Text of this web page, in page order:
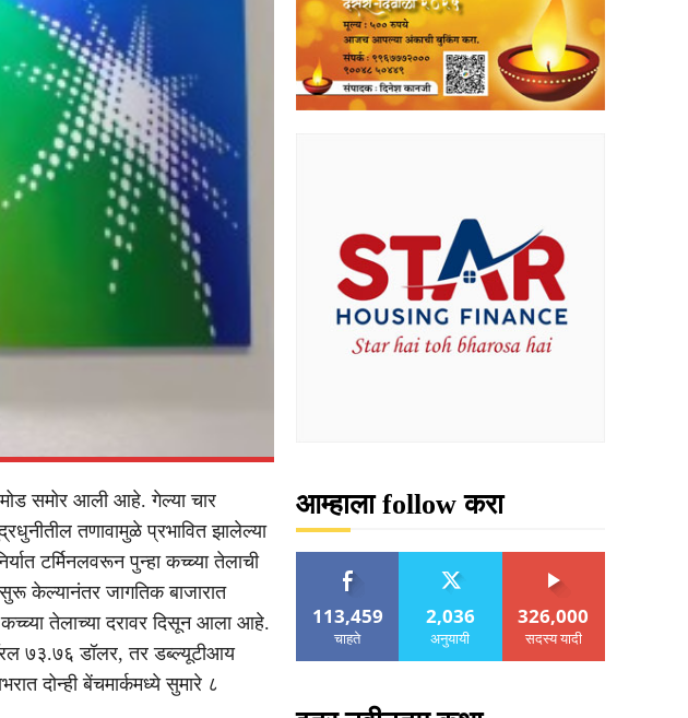
समोर आली आहे. गेल्या चार
तणावामुळे प्रभावित झालेल्या
टर्मिनलवरून पुन्हा कच्च्या तेलाची
केल्यानंतर जागतिक बाजारात
तेलाच्या दरावर दिसून आला आहे.
७३.७६ डॉलर, तर डब्ल्यूटीआय
दोन्ही बेंचमार्कमध्ये सुमारे ८
आम्हाला follow करा
113,459
चाहते
2,036
अनुयायी
326,000
सदस्य यादी